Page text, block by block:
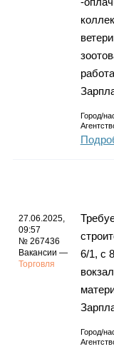
Город/
27.06.2025,
09:57
№ 267436
Вакансии —
Торговля
6/1, с
Город/